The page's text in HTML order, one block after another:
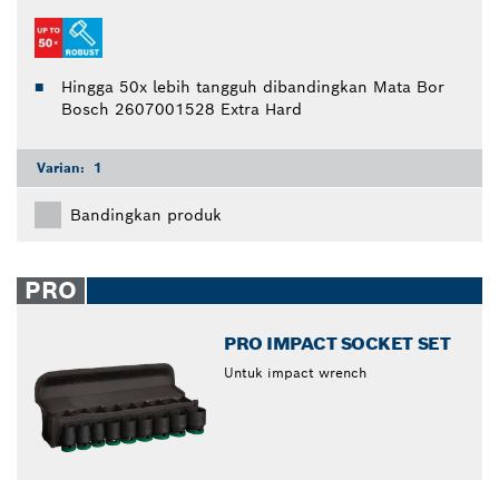
Hingga 50x lebih tangguh dibandingkan Mata Bor
Bosch 2607001528 Extra Hard
Varian: 1
Bandingkan produk
PRO
PRO IMPACT SOCKET SET
Untuk impact wrench